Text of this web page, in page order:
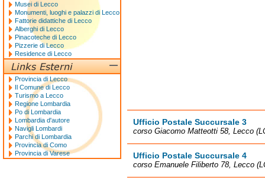
Ufficio Postale Succursale 3
corso Giacomo Matteotti 58, Lecco
Ufficio Postale Succursale 4
corso Emanuele Filiberto 78, Lecco
Musei di Lecco
Monumenti, luoghi e palazzi di Lecco
Fattorie didattiche di Lecco
Alberghi di Lecco
Pinacoteche di Lecco
Pizzerie di Lecco
Residence di Lecco
Provincia di Lecco
Il Comune di Lecco
Turismo a Lecco
Regione Lombardia
Po di Lombardia
Lombardia d'autore
Navigli Lombardi
Parchi di Lombardia
Provincia di Como
Provincia di Varese